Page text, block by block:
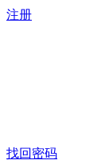
注册
找回密码